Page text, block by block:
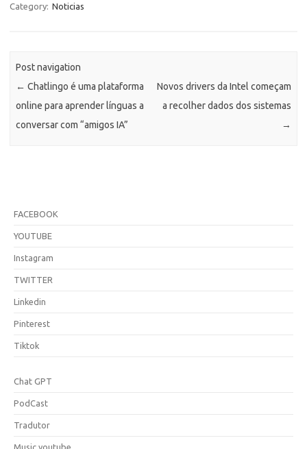
Category: Noticias
Post navigation
← Chatlingo é uma plataforma
online para aprender línguas a
conversar com “amigos IA”
Novos drivers da Intel começam
a recolher dados dos sistemas
→
FACEBOOK
YOUTUBE
Instagram
TWITTER
Linkedin
Pinterest
Tiktok
Chat GPT
PodCast
Tradutor
Music.youtube